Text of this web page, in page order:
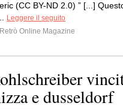
(CC BY-ND 2.0) ” [...]
Leggere il seguito
Retrò Online Magazine
e dusseldorf